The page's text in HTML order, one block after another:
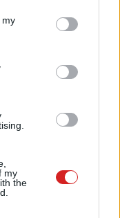
You may click to
third-party tags to
in below Google
my
my
the
a programnak